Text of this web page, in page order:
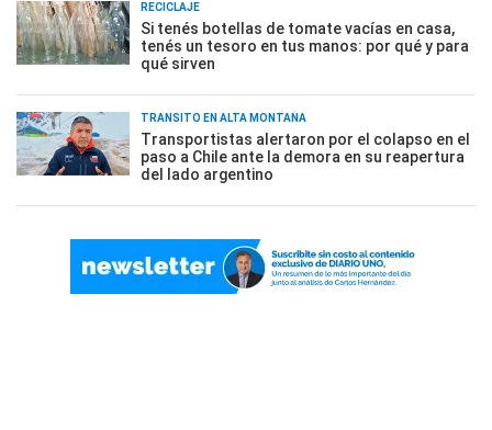
RECICLAJE
Si tenés botellas de tomate vacías en casa,
tenés un tesoro en tus manos: por qué y para
qué sirven
TRÁNSITO EN ALTA MONTAÑA
Transportistas alertaron por el colapso en el
paso a Chile ante la demora en su reapertura
del lado argentino